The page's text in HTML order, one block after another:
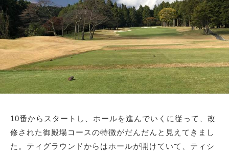
10番からスタートし、ホールを進んでいくに従って、改
修された御殿場コースの特徴がだんだんと見えてきまし
た。ティグラウンドからはホールが開けていて、ティシ